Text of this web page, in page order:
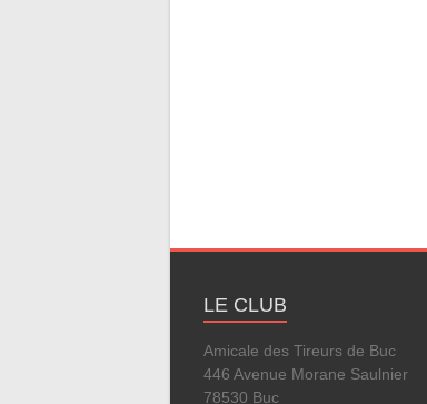
LE CLUB
Amicale des Tireurs de Buc
446 Avenue Morane Saulnier
78530 Buc